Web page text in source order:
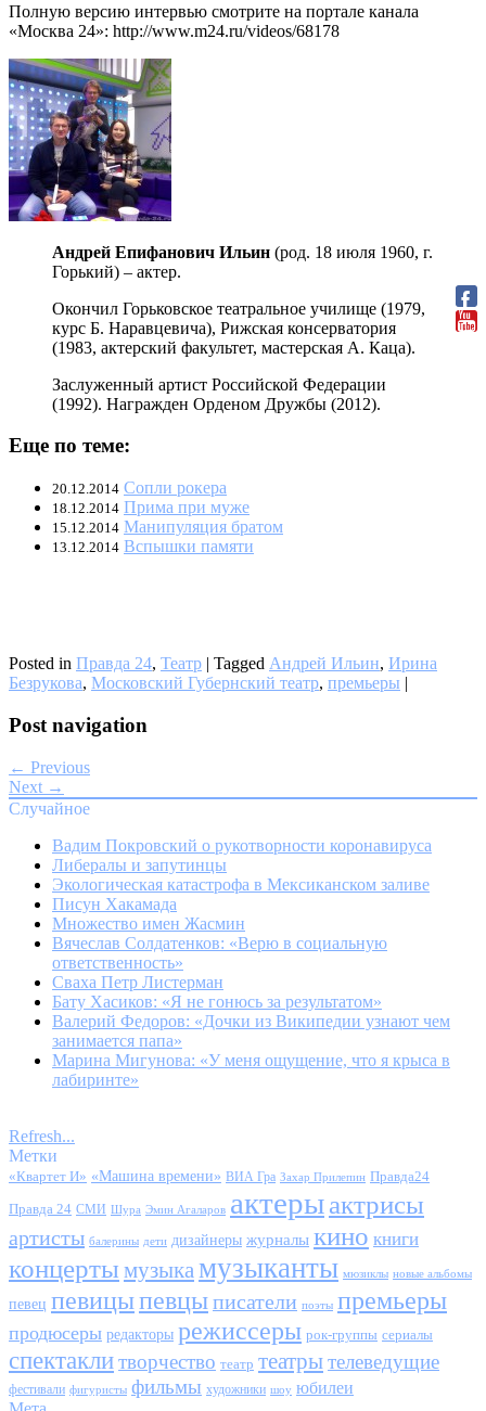
Полную версию интервью смотрите на портале канала
«Москва 24»: http://www.m24.ru/videos/68178
Андрей Епифанович Ильин (род. 18 июля 1960, г.
Горький) – актер.
Окончил Горьковское театральное училище (1979,
курс Б. Наравцевича), Рижская консерватория
(1983, актерский факультет, мастерская А. Каца).
Заслуженный артист Российской Федерации
(1992). Награжден Орденом Дружбы (2012).
Еще по теме:
20.12.2014 Сопли рокера
18.12.2014 Прима при муже
15.12.2014 Манипуляция братом
13.12.2014 Вспышки памяти
Posted in Правда 24, Театр | Tagged Андрей Ильин, Ирина
Безрукова, Московский Губернский театр, премьеры |
Post navigation
← Previous
Next →
Случайное
Вадим Покровский о рукотворности коронавируса
Либералы и запутинцы
Экологическая катастрофа в Мексиканском заливе
Писун Хакамада
Множество имен Жасмин
Вячеслав Солдатенков: «Верю в социальную
ответственность»
Сваха Петр Листерман
Бату Хасиков: «Я не гонюсь за результатом»
Валерий Федоров: «Дочки из Википедии узнают чем
занимается папа»
Марина Мигунова: «У меня ощущение, что я крыса в
лабиринте»
Refresh...
Метки
«Квартет И» «Машина времени» ВИА Гра Захар Прилепин Правда24
Правда 24 СМИ Шура Эмин Агаларов актерыактрисы
артисты балерины дети дизайнеры журналы кино книги
концерты музыка музыканты мюзиклы новые альбомы
певец певицыпевцыписатели поэты премьеры
продюсеры редакторы режиссеры рок-группы сериалы
спектаклитворчество театр театрытелеведущие
фестивали фигуристы фильмы художники шоу юбилеи